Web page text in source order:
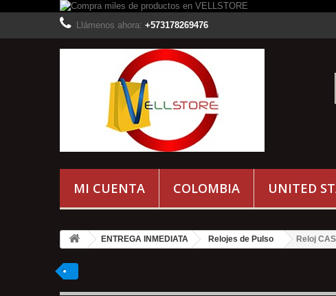
Llámenos ahora: +573178269476
MI CUENTA COLOMBIA UNITED
ENTREGA INMEDIATA Relojes de Pulso Reloj